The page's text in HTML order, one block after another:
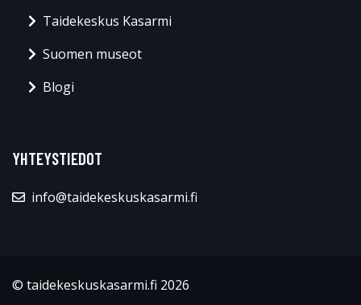
Taidekeskus Kasarmi
Suomen museot
Blogi
YHTEYSTIEDOT
info@taidekeskuskasarmi.fi
© taidekeskuskasarmi.fi 2026